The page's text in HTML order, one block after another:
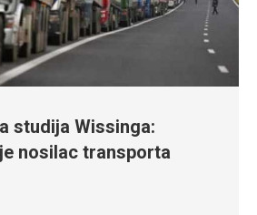
studija Wissinga:
nosilac transporta